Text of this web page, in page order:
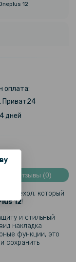
12
Film для Oneplus
12, Матовая
Film для Oneplus 12
оплата:
Приват24
дней
Отзывы (0)
чехол, который
12!
и стильный
накладка
функции, это
сохранить